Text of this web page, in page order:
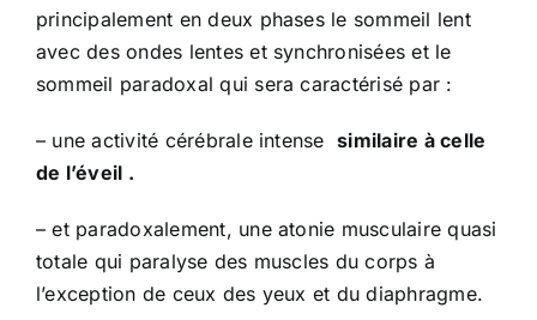
principalement en deux phases le sommeil lent
avec des ondes lentes et synchronisées et le
sommeil paradoxal qui sera caractérisé par :
– une activité cérébrale intense similaire à celle
de l’éveil .
– et paradoxalement, une atonie musculaire quasi
totale qui paralyse des muscles du corps à
l’exception de ceux des yeux et du diaphragme.